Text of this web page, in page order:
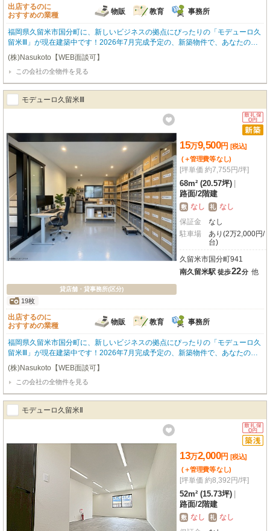
出店するのに
おすすめの業種
物販 教育 事務所
福岡県久留米市国分町に、新しいビジネスの拠点にぴったりの「モデューロ久
留米Ⅲ」が現在建築中です！2026年7月完成予定の、新築物件で、あなたの夢
を形にしませんか？南向きで明るい室内は、広々とした68.0㎡。エアコン完備
で、快適な環境でスタートできますね。小売・物販、教育・スクール、事務所
など、様々な業種におすすめです。特に嬉しいのは、各戸に無料駐車場が4台
も付いていること！お客様もスタッフの方も、車でのアクセスがとても便利に
なります。さらに、ハローデイ国分店まで徒歩3分、業務スーパー国分店まで
徒歩6分と、お買い物にも困らない便利な立地。初期費用を抑えられるフリー
レント1ヶ月も魅力的です。新しいスタートを応援するこの物件で、ぜひ理想
のビジネスライフを実現してください。お気軽にお問い合わせくださいね。
(株)Nasukoto【WEB面談可】
この会社の全物件を見る
モデューロ久留米Ⅲ
貸店舗・貸事務所(区分)
19枚
15万9,500円 [税込]
(＋管理費等なし)
[坪単価 約7,755円/坪]
68m² (20.57坪)
路面/2階建
敷 なし 礼 なし
保証金
なし
駐車場
あり(2万2,000円/
台)
久留米市国分町941
南久留米駅 徒歩22分 他
出店するのに
おすすめの業種
物販 教育 事務所
福岡県久留米市国分町に、新しいビジネスの拠点にぴったりの「モデューロ久
留米Ⅲ」が現在建築中です！2026年7月完成予定の、新築物件で、あなたの夢
を形にしませんか？南向きで明るい室内は、広々とした68.0㎡。エアコン完備
で、快適な環境でスタートできますね。小売・物販、教育・スクール、事務所
など、様々な業種におすすめです。特に嬉しいのは、各戸に無料駐車場が4台
も付いていること！お客様もスタッフの方も、車でのアクセスがとても便利に
なります。さらに、ハローデイ国分店まで徒歩3分、業務スーパー国分店まで
徒歩6分と、お買い物にも困らない便利な立地。初期費用を抑えられるフリー
レント1ヶ月も魅力的です。新しいスタートを応援するこの物件で、ぜひ理想
のビジネスライフを実現してください。お気軽にお問い合わせくださいね。
(株)Nasukoto【WEB面談可】
この会社の全物件を見る
モデューロ久留米Ⅱ
13万2,000円 [税込]
(＋管理費等なし)
[坪単価 約8,392円/坪]
52m² (15.73坪)
路面/2階建
敷 なし 礼 なし